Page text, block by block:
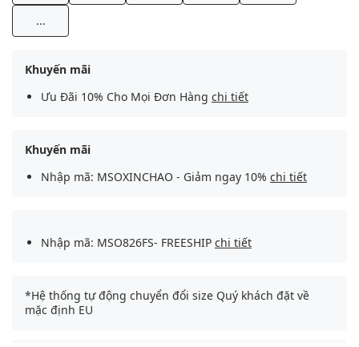
...
Khuyến mãi
Ưu Đãi 10% Cho Mọi Đơn Hàng chi tiết
Khuyến mãi
Nhập mã: MSOXINCHAO - Giảm ngay 10% chi tiết
Nhập mã: MSO826FS- FREESHIP chi tiết
*Hệ thống tự động chuyển đổi size Quý khách đặt về
mặc định EU